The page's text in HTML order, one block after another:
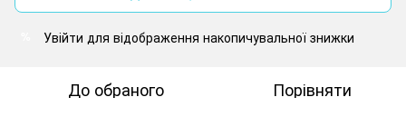
Увійти для відображення накопичувальної знижки
До обраного Порівняти